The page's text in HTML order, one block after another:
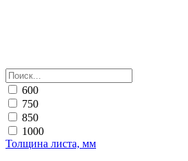
600
750
850
1000
Толщина листа, мм